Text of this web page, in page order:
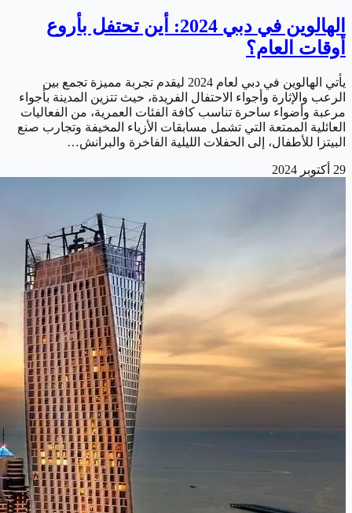
الهالوين في دبي 2024: أين تحتفل بأروع
أوقات العام؟
يأتي الهالوين في دبي لعام 2024 ليقدم تجربة مميزة تجمع بين
الرعب والإثارة وأجواء الاحتفال الفريدة، حيث تتزين المدينة بأجواء
مرعبة وأضواء ساحرة تناسب كافة الفئات العمرية، من الفعاليات
العائلية الممتعة التي تشمل مسابقات الأزياء المخيفة وتجارب صنع
البيتزا للأطفال، إلى الحفلات الليلية الفاخرة والبرانش…
29 أكتوبر 2024